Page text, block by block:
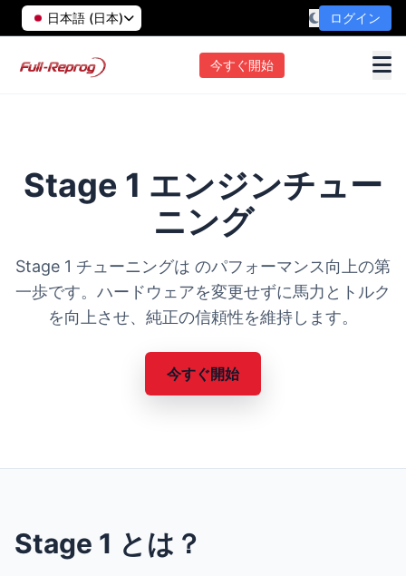
日本語 (日本) ログイン
今すぐ開始
Stage 1 エンジンチュー
ニング
Stage 1 チューニングは のパフォーマンス向上の第
一歩です。ハードウェアを変更せずに馬力とトルク
を向上させ、純正の信頼性を維持します。
今すぐ開始
Stage 1 とは？